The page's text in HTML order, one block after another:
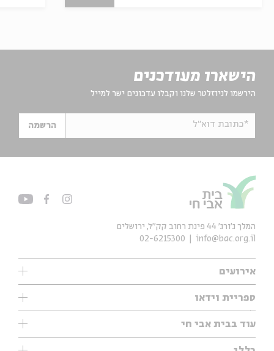
הישארו מעודכנים
הירשמו לניוזלטר שלנו וקבלו עדכונים ישר למייל
*כתובת דוא"ל הרשמה
אירועים
אנגלית
ספריית וידאו
עיון
עוד בבית אבי חי
המלך ג'ורג' 44 פינת רחוב קק״ל, ירושלים
info@bac.org.il
02-6215300